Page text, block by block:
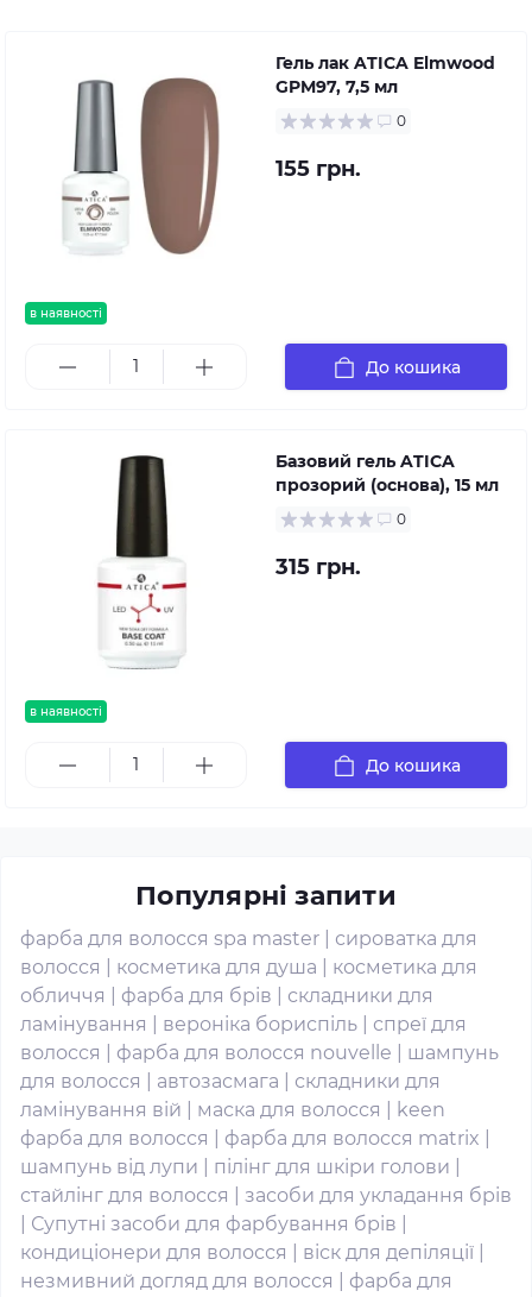
в наявності
Гель лак ATICA Elmwood
GPM97, 7,5 мл
0
155 грн.
До кошика
в наявності
Базовий гель ATICA
прозорий (основа), 15 мл
0
315 грн.
До кошика
Популярні запити
фарба для волосся spa master
сироватка для
волосся
косметика для душа
косметика для
обличчя
фарба для брів
складники для
ламінування
вероніка бориспіль
спреї для
волосся
фарба для волосся nouvelle
шампунь
для волосся
автозасмага
складники для
ламінування вій
маска для волосся
keen
фарба для волосся
фарба для волосся matrix
шампунь від лупи
пілінг для шкіри голови
стайлінг для волосся
засоби для укладання брів
Супутні засоби для фарбування брів
кондиціонери для волосся
віск для депіляції
незмивний догляд для волосся
фарба для